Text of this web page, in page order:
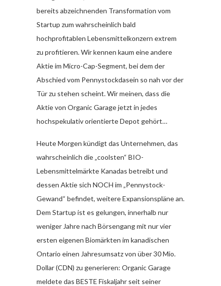
bereits abzeichnenden Transformation vom
Startup zum wahrscheinlich bald
hochprofitablen Lebensmittelkonzern extrem
zu profitieren. Wir kennen kaum eine andere
Aktie im Micro-Cap-Segment, bei dem der
Abschied vom Pennystockdasein so nah vor der
Tür zu stehen scheint. Wir meinen, dass die
Aktie von Organic Garage jetzt in jedes
hochspekulativ orientierte Depot gehört…
Heute Morgen kündigt das Unternehmen, das
wahrscheinlich die „coolsten“ BIO-
Lebensmittelmärkte Kanadas betreibt und
dessen Aktie sich NOCH im „Pennystock-
Gewand“ befindet, weitere Expansionspläne an.
Dem Startup ist es gelungen, innerhalb nur
weniger Jahre nach Börsengang mit nur vier
ersten eigenen Biomärkten im kanadischen
Ontario einen Jahresumsatz von über 30 Mio.
Dollar (CDN) zu generieren: Organic Garage
meldete das BESTE Fiskaljahr seit seiner